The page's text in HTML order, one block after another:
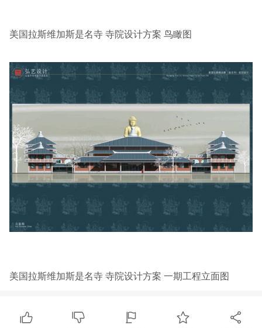
美国拉斯维加斯是名寺 寺院设计方案 鸟瞰图
美国拉斯维加斯是名寺 寺院设计方案 一期工程立面图